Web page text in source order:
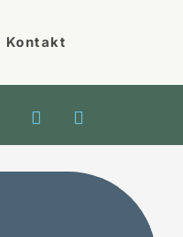
Kontakt